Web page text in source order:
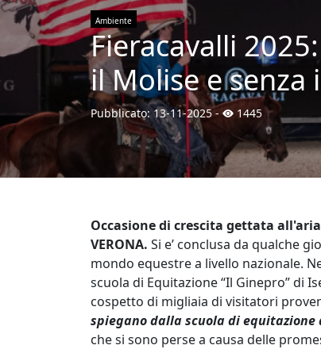
Ambiente
Fieracavalli
il Molise e senza
Pubblicato:13-11-2025- 1445
Occasione di crescita gettata all'aria
VERONA. Si e’ conclusa da qualche
mondo equestre a livello nazionale.
scuola di Equitazione “Il Ginepro” di
cospetto di migliaia di visitatori
spiegano dalla scuola di equitazione
che si sono perse a causa delle